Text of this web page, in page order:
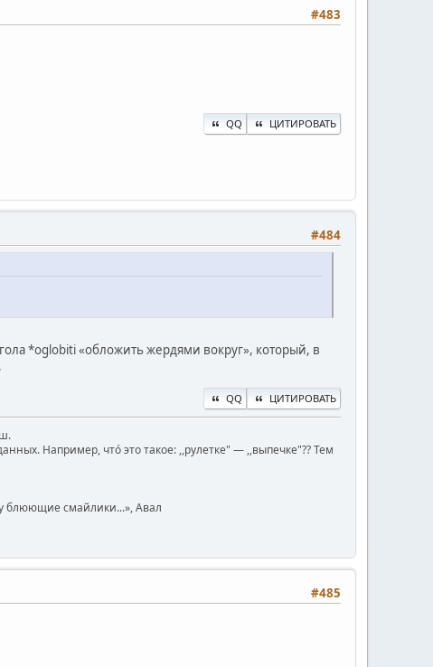
#483
QQ ЦИТИРОВАТЬ
#484
*oglobiti «обложить жердями вокруг», который, в
.
QQ ЦИТИРОВАТЬ
Например, чтó это такое: ,,рулетке" — ,,выпечке"?? Тем
блюющие смайлики...», Авал
#485